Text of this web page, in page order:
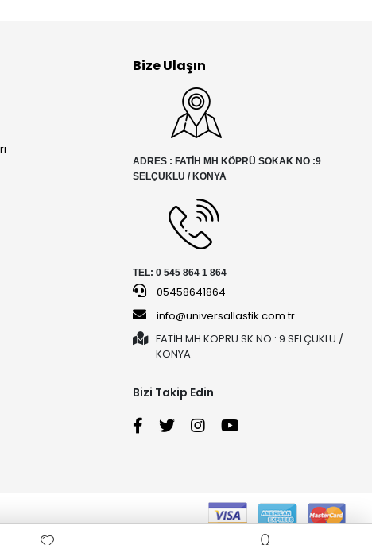
Bize Ulaşın
ADRES : FATİH MH KÖPRÜ SOKAK NO :9
SELÇUKLU / KONYA
TEL: 0 545 864 1 864
05458641864
info@universallastik.com.tr
FATİH MH KÖPRÜ SK NO : 9 SELÇUKLU /
KONYA
Bizi Takip Edin